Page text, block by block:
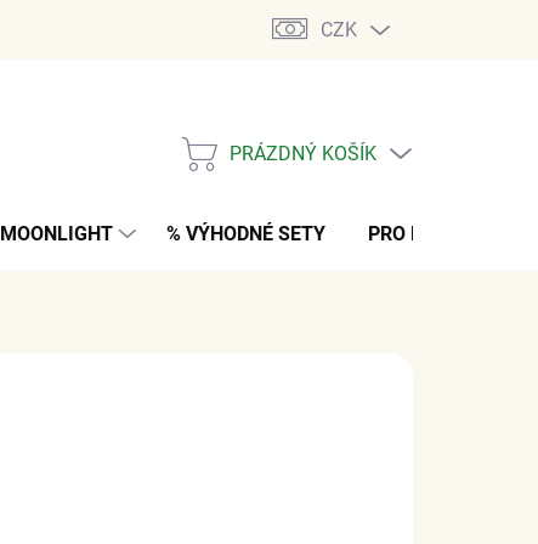
CZK
NÁKUPNÍ
PRÁZDNÝ KOŠÍK
MOONLIGHT % VÝHODNÉ SETY PRO MUŽE